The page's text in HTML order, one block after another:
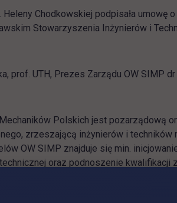
Chodkowskiej podpisała umowę o
Stowarzyszenia Inżynierów i
prof. UTH, Prezes Zarządu OW SIMP dr
Polskich jest pozarządową
zrzeszającą inżynierów i techników
OW SIMP znajduje się min.
oraz podnoszenie kwalifikacji